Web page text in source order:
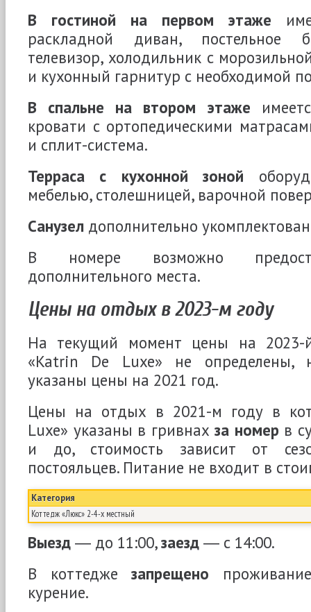
В гостиной на первом этаже
раскладной диван, постельное
телевизор, холодильник с
и кухонный гарнитур с необходимой
В спальне на втором этаже
кровати с ортопедическими
и сплит-система.
Терраса с кухонной зоной
мебелью, столешницей, варочной
Санузел дополнительно
В номере возможно
дополнительного места.
Цены на отдых в 2023-м году
На текущий момент цены на 2023-
«Katrin De Luxe» не определены,
указаны цены на 2021 год.
Цены на отдых в 2021-м году в
Luxe» указаны в гривнах за номер в
и до, стоимость зависит от
постояльцев. Питание не входит в
Категория
Коттедж «Люкс» 2-4-х местный
Выезд ― до 11:00,заезд ― с 14:00.
В коттеджезапрещено
курение.